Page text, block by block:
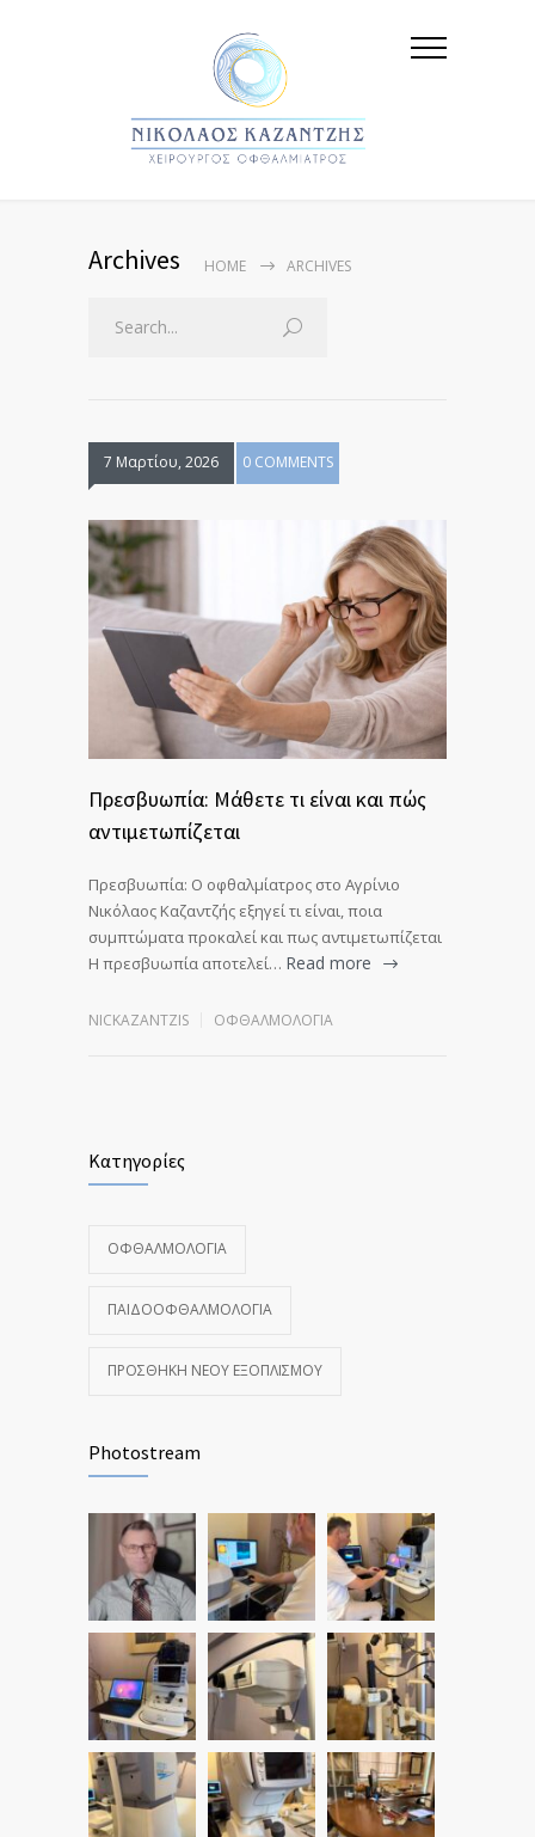
Archives HOME ARCHIVES
7 Μαρτίου, 2026 0 COMMENTS
Πρεσβυωπία: Μάθετε τι είναι και πώς
αντιμετωπίζεται
Πρεσβυωπία: Ο οφθαλμίατρος στο Αγρίνιο
Νικόλαος Καζαντζής εξηγεί τι είναι, ποια
συμπτώματα προκαλεί και πως αντιμετωπίζεται
Η πρεσβυωπία αποτελεί… Read more
NICKAZANTZIS ΟΦΘΑΛΜΟΛΟΓΊΑ
Κατηγορίες
ΟΦΘΑΛΜΟΛΟΓΊΑ
ΠΑΙΔΟΟΦΘΑΛΜΟΛΟΓΊΑ
ΠΡΟΣΘΉΚΗ ΝΈΟΥ ΕΞΟΠΛΙΣΜΟΎ
Photostream